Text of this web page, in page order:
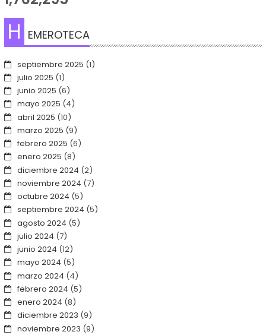
H EMEROTECA
septiembre 2025 (1)
julio 2025 (1)
junio 2025 (6)
mayo 2025 (4)
abril 2025 (10)
marzo 2025 (9)
febrero 2025 (6)
enero 2025 (8)
diciembre 2024 (2)
noviembre 2024 (7)
octubre 2024 (5)
septiembre 2024 (5)
agosto 2024 (5)
julio 2024 (7)
junio 2024 (12)
mayo 2024 (5)
marzo 2024 (4)
febrero 2024 (5)
enero 2024 (8)
diciembre 2023 (9)
noviembre 2023 (9)